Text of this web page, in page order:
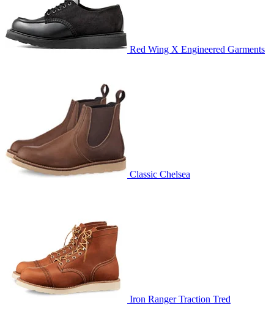
Red Wing X Engineered Garments
Classic Chelsea
Iron Ranger Traction Tred